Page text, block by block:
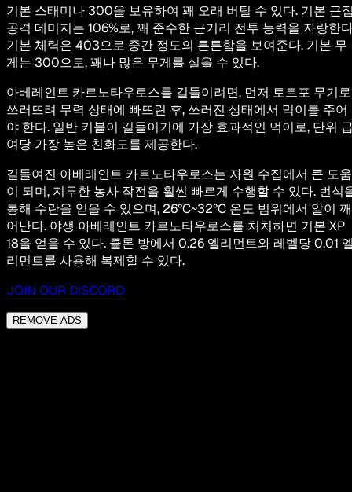
기본 스태미나 300을 보유하여 꽤 오래 버틸 수 있다. 기본 근
공격 데미지는 106%로, 꽤 준수한 근거리 전투 능력을 자랑한
기본 체력은 403으로 중간 정도의 튼튼함을 보여준다. 기본 무
게는 300으로, 꽤나 많은 무게를 실을 수 있다.
아베레인트 카르노타우로스를 길들이려면, 먼저 토르포 무기로
쓰러뜨려 무력 상태에 빠뜨린 후, 쓰러진 상태에서 먹이를 주어
야 한다. 일반 키블이 길들이기에 가장 효과적인 먹이로, 단위
여당 가장 높은 친화도를 제공한다.
길들여진 아베레인트 카르노타우로스는 자원 수집에서 큰 도움
이 되며, 지루한 농사 작전을 훨씬 빠르게 수행할 수 있다. 번식
통해 수란을 얻을 수 있으며, 26°C~32°C 온도 범위에서 알이 깨
어난다. 야생 아베레인트 카르노타우로스를 처치하면 기본 XP
18을 얻을 수 있다. 클론 방에서 0.26 엘리먼트와 레벨당 0.01
리먼트를 사용해 복제할 수 있다.
JOIN OUR DISCORD
REMOVE ADS